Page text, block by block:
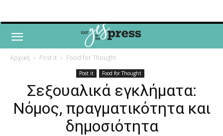
Αρχική Post it Food for Thought
Post it Food for Thought
Σεξουαλικά εγκλήματα:
Νόμος, πραγματικότητα και
δημοσιότητα